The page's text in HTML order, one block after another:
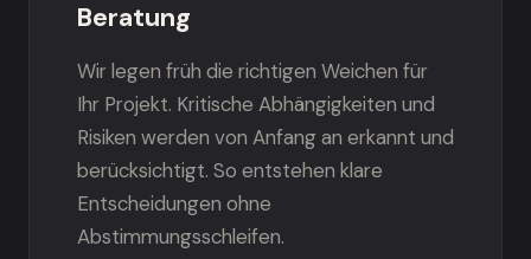
Beratung
Wir legen früh die richtigen Weichen für
Ihr Projekt. Kritische Abhängigkeiten und
Risiken werden von Anfang an erkannt und
berücksichtigt. So entstehen klare
Entscheidungen ohne
Abstimmungsschleifen.